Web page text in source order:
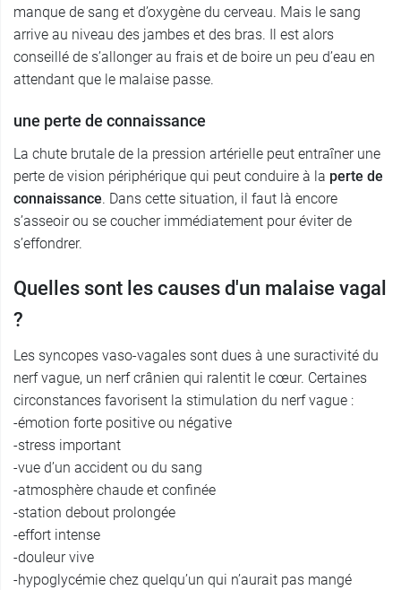
manque de sang et d’oxygène du cerveau. Mais le sang
arrive au niveau des jambes et des bras. Il est alors
conseillé de s’allonger au frais et de boire un peu d’eau en
attendant que le malaise passe.
une perte de connaissance
La chute brutale de la pression artérielle peut entraîner une
perte de vision périphérique qui peut conduire à la perte de
connaissance. Dans cette situation, il faut là encore
s’asseoir ou se coucher immédiatement pour éviter de
s’effondrer.
Quelles sont les causes d'un malaise vagal
?
Les syncopes vaso-vagales sont dues à une suractivité du
nerf vague, un nerf crânien qui ralentit le cœur. Certaines
circonstances favorisent la stimulation du nerf vague :
-émotion forte positive ou négative
-stress important
-vue d’un accident ou du sang
-atmosphère chaude et confinée
-station debout prolongée
-effort intense
-douleur vive
-hypoglycémie chez quelqu’un qui n’aurait pas mangé